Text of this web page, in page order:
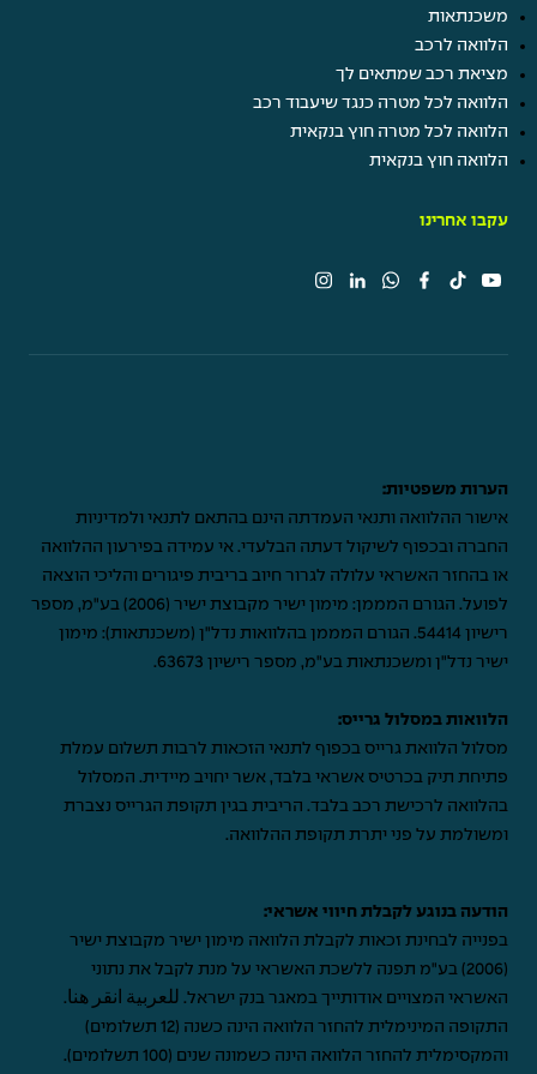
משכנתאות
הלוואה לרכב
מציאת רכב שמתאים לך
הלוואה לכל מטרה כנגד שיעבוד רכב
הלוואה לכל מטרה חוץ בנקאית
הלוואה חוץ בנקאית
עקבו אחרינו
הערות משפטיות:
אישור ההלוואה ותנאי העמדתה הינם בהתאם לתנאי ולמדיניות
החברה ובכפוף לשיקול דעתה הבלעדי. אי עמידה בפירעון ההלוואה
או בהחזר האשראי עלולה לגרור חיוב בריבית פיגורים והליכי הוצאה
לפועל. הגורם המממן: מימון ישיר מקבוצת ישיר (2006) בע"מ, מספר
רישיון 54414. הגורם המממן בהלוואות נדל"ן (משכנתאות): מימון
ישיר נדל"ן ומשכנתאות בע"מ, מספר רישיון 63673.
הלוואות במסלול גרייס:
מסלול הלוואת גרייס בכפוף לתנאי הזכאות לרבות תשלום עמלת
פתיחת תיק בכרטיס אשראי בלבד, אשר יחויב מיידית. המסלול
בהלוואה לרכישת רכב בלבד. הריבית בגין תקופת הגרייס נצברת
ומשולמת על פני יתרת תקופת ההלוואה.
הודעה בנוגע לקבלת חיווי אשראי:
בפנייה לבחינת זכאות לקבלת הלוואה מימון ישיר מקבוצת ישיר
(2006) בע"מ תפנה ללשכת האשראי על מנת לקבל את נתוני
האשראי המצויים אודותייך במאגר בנק ישראל. للعربية انقر هنا .
התקופה המינימלית להחזר הלוואה הינה כשנה (12 תשלומים)
והמקסימלית להחזר הלוואה הינה כשמונה שנים (100 תשלומים).